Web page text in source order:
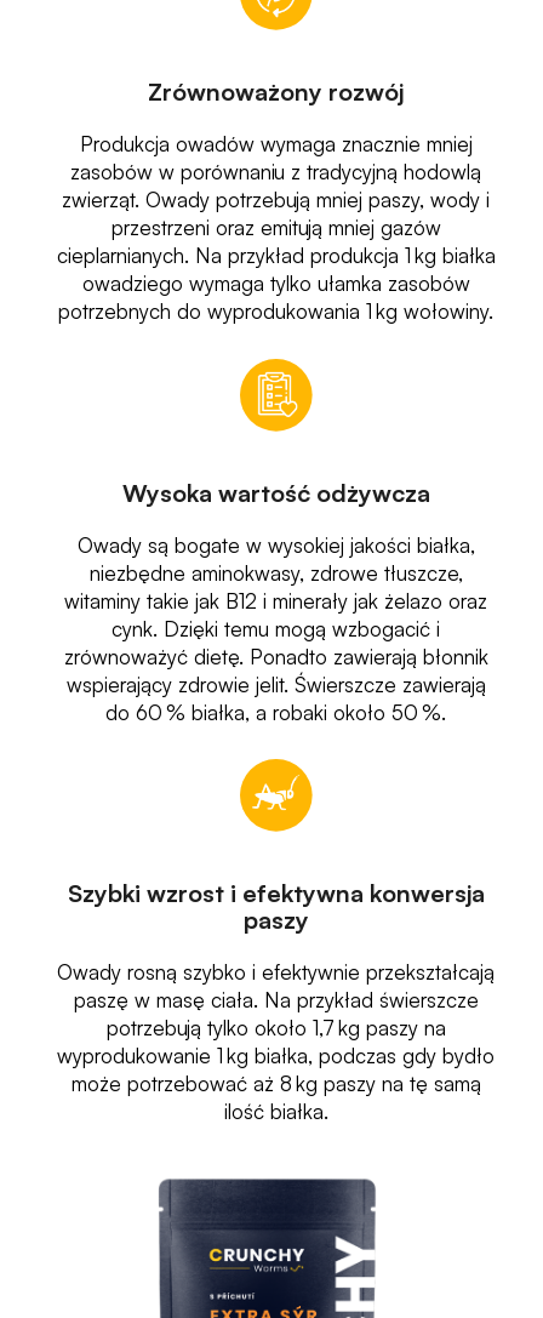
Zrównoważony rozwój
Produkcja owadów wymaga znacznie mniej
zasobów w porównaniu z tradycyjną hodowlą
zwierząt. Owady potrzebują mniej paszy, wody i
przestrzeni oraz emitują mniej gazów
cieplarnianych. Na przykład produkcja 1 kg białka
owadziego wymaga tylko ułamka zasobów
potrzebnych do wyprodukowania 1 kg wołowiny.
Wysoka wartość odżywcza
Owady są bogate w wysokiej jakości białka,
niezbędne aminokwasy, zdrowe tłuszcze,
witaminy takie jak B12 i minerały jak żelazo oraz
cynk. Dzięki temu mogą wzbogacić i
zrównoważyć dietę. Ponadto zawierają błonnik
wspierający zdrowie jelit. Świerszcze zawierają
do 60 % białka, a robaki około 50 %.
Szybki wzrost i efektywna konwersja
paszy
Owady rosną szybko i efektywnie przekształcają
paszę w masę ciała. Na przykład świerszcze
potrzebują tylko około 1,7 kg paszy na
wyprodukowanie 1 kg białka, podczas gdy bydło
może potrzebować aż 8 kg paszy na tę samą
ilość białka.